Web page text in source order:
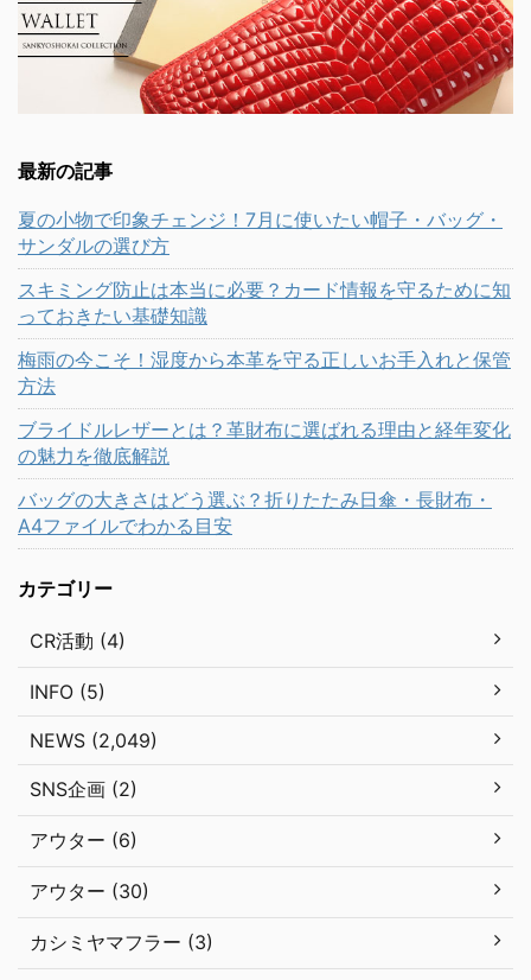
最新の記事
夏の小物で印象チェンジ！7月に使いたい帽子・バッグ・
サンダルの選び方
スキミング防止は本当に必要？カード情報を守るために知
っておきたい基礎知識
梅雨の今こそ！湿度から本革を守る正しいお手入れと保管
方法
ブライドルレザーとは？革財布に選ばれる理由と経年変化
の魅力を徹底解説
バッグの大きさはどう選ぶ？折りたたみ日傘・長財布・
A4ファイルでわかる目安
カテゴリー
CR活動 (4)
INFO (5)
NEWS (2,049)
SNS企画 (2)
アウター (6)
アウター (30)
カシミヤマフラー (3)